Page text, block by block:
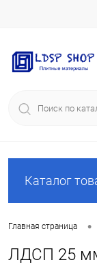
Каталог
Главная страница •
ЛДСП 25